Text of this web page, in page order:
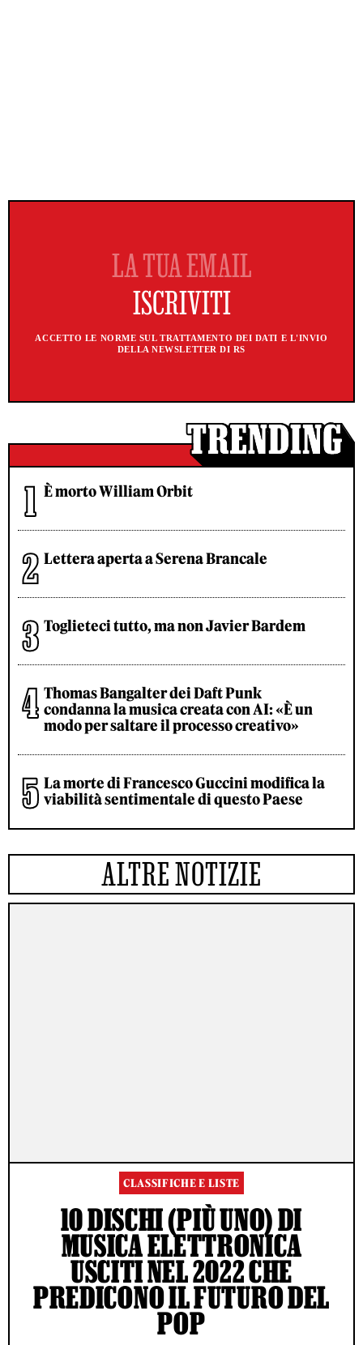
ACCETTO LE NORME SUL TRATTAMENTO DEI DATI E L'INVIO
DELLA NEWSLETTER DI RS
È morto William Orbit
Lettera aperta a Serena Brancale
Toglieteci tutto, ma non Javier Bardem
Thomas Bangalter dei Daft Punk
condanna la musica creata con AI: «È un
modo per saltare il processo creativo»
La morte di Francesco Guccini modifica la
viabilità sentimentale di questo Paese
ALTRE NOTIZIE
CLASSIFICHE E LISTE
10 DISCHI (PIÙ UNO) DI
MUSICA ELETTRONICA
USCITI NEL 2022 CHE
PREDICONO IL FUTURO DEL
POP